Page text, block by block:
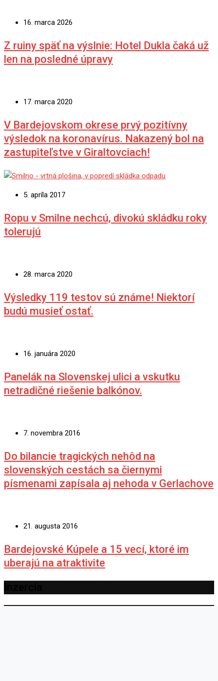
16. marca 2026
Z ruiny späť na výslnie: Hotel Dukla čaká už
len na posledné úpravy
17. marca 2020
V Bardejovskom okrese prvý pozitívny
výsledok na koronavírus. Nakazený bol na
zastupiteľstve v Giraltovciach!
5. apríla 2017
Ropu v Smilne nechcú, divokú skládku roky
tolerujú
28. marca 2020
Výsledky 119 testov sú známe! Niektorí
budú musieť ostať.
16. januára 2020
Panelák na Slovenskej ulici a vskutku
netradičné riešenie balkónov.
7. novembra 2016
Do bilancie tragických nehôd na
slovenských cestách sa čiernymi
písmenami zapísala aj nehoda v Gerlachove
21. augusta 2016
Bardejovské Kúpele a 15 vecí, ktoré im
uberajú na atraktivite